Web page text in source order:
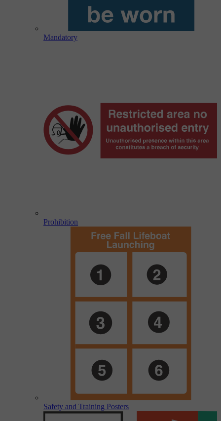
Mandatory
Prohibition
Safety and Training Posters